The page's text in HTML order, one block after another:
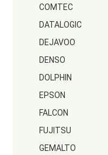
COMTEC
DATALOGIC
DEJAVOO
DENSO
DOLPHIN
EPSON
FALCON
FUJITSU
GEMALTO